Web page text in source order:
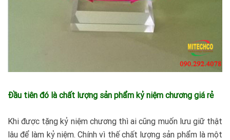
Đầu tiên đó là chất lượng sản phẩm kỷ niệm chương giá rẻ
Khi được tặng kỷ niệm chương thì ai cũng muốn lưu giữ thật
lâu để làm kỷ niệm. Chính vì thế chất lượng sản phẩm là một